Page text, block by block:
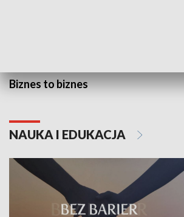
Biznes to biznes
NAUKA I EDUKACJA